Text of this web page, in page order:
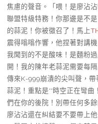
焦慮的聲音。「喂！是廖沾
聯盟特級特務！你那邊是不
的蒜泥！你被徵召了！馬上
震得嗡嗡作響，他捏著對講
我聞到的不是酸味！是麵粉
開！我的陳年老蒜泥需要每
傳來K-999崩潰的尖叫聲，
蒜泥！重點是**時空正在彎曲
們在你的後院！別帶任何多
廖沾沾還在糾結要不要帶上